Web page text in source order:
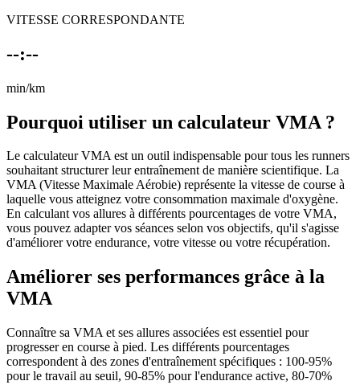
VITESSE CORRESPONDANTE
--:--
min/km
Pourquoi utiliser un calculateur VMA ?
Le calculateur VMA est un outil indispensable pour tous les runners
souhaitant structurer leur entraînement de manière scientifique. La
VMA (Vitesse Maximale Aérobie) représente la vitesse de course à
laquelle vous atteignez votre consommation maximale d'oxygène.
En calculant vos allures à différents pourcentages de votre VMA,
vous pouvez adapter vos séances selon vos objectifs, qu'il s'agisse
d'améliorer votre endurance, votre vitesse ou votre récupération.
Améliorer ses performances grâce à la
VMA
Connaître sa VMA et ses allures associées est essentiel pour
progresser en course à pied. Les différents pourcentages
correspondent à des zones d'entraînement spécifiques : 100-95%
pour le travail au seuil, 90-85% pour l'endurance active, 80-70%